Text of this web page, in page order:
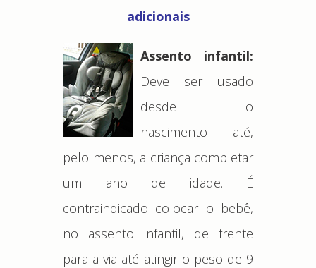
adicionais
Assento infantil:
Deve ser usado
desde o
nascimento até,
pelo menos, a criança completar
um ano de idade. É
contraindicado colocar o bebê,
no assento infantil, de frente
para a via até atingir o peso de 9